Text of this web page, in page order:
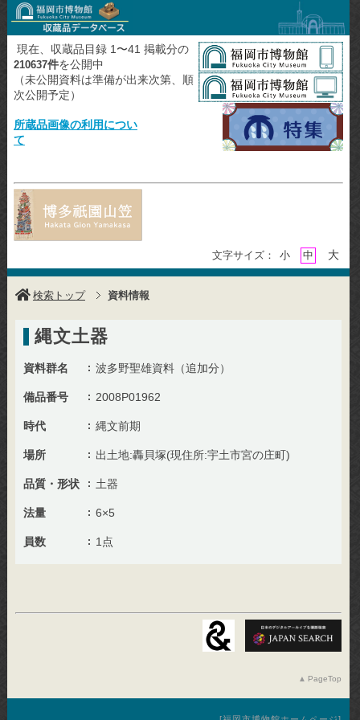
現在、収蔵品目録 1〜41 掲載分の
210637件を公開中
（未公開資料は準備が出来次第、順
次公開予定）
所蔵品画像の利用につい
て
文字サイズ： 小 中 大
検索トップ 資料情報
縄文土器
資料群名 波多野聖雄資料（追加分）
備品番号 2008P01962
時代 縄文前期
場所 出土地:轟貝塚(現住所:宇土市宮の庄町)
品質・形状 土器
法量 6×5
員数 1点
PageTop